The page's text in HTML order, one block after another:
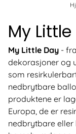
My
My Little Day -
dekorasjoner og
som
nedbrytbare
produktene er
Europa, de er
nedbrytbare eller